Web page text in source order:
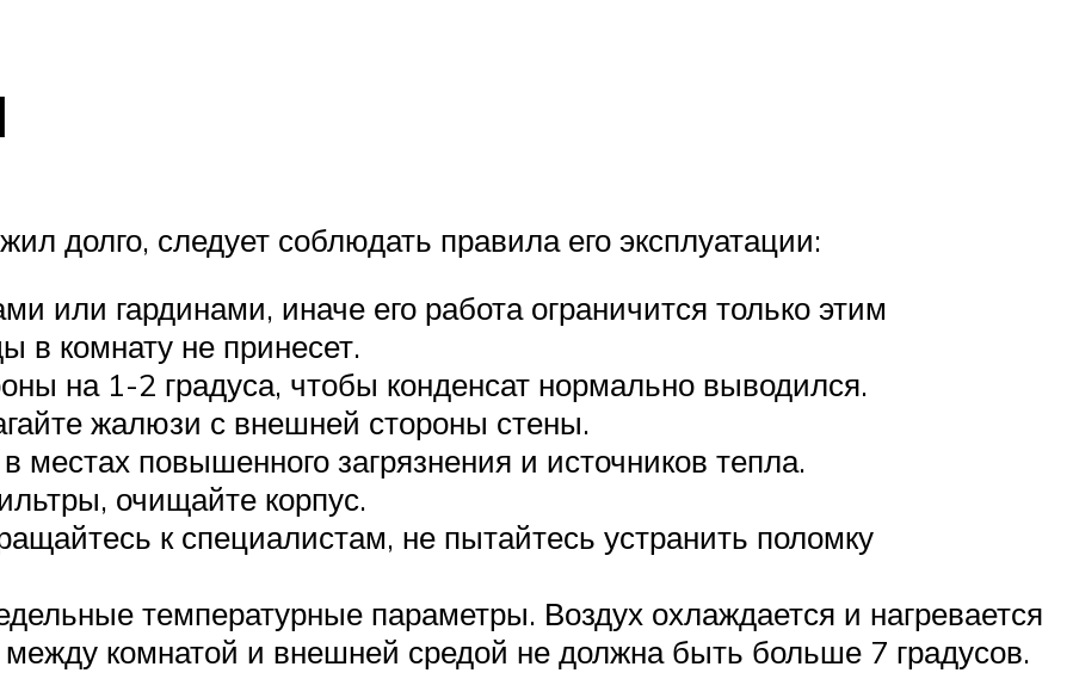
долго, следует соблюдать правила его эксплуатации:
или гардинами, иначе его работа ограничится только этим
в комнату не принесет.
на 1-2 градуса, чтобы конденсат нормально выводился.
жалюзи с внешней стороны стены.
местах повышенного загрязнения и источников тепла.
очищайте корпус.
к специалистам, не пытайтесь устранить поломку
температурные параметры. Воздух охлаждается и нагревается
между комнатой и внешней средой не должна быть больше 7 градусов.